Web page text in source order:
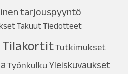
tarjouspyyntö
TakuutTiedotteet
TilakortitTutkimukset
TyönkulkuYleiskuvaukset